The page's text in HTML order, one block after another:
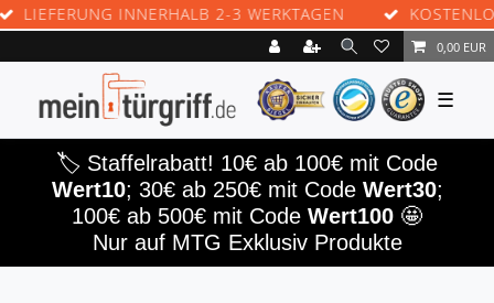
INNERHALB 2-3 WERKTAGEN KOSTENLOSE
0,00 EUR
☰
🏷️ Staffelrabatt! 10€ ab 100€ mit Code
Wert10; 30€ ab 250€ mit Code Wert30;
100€ ab 500€ mit Code Wert100 🤩
Nur auf MTG Exklusiv Produkte